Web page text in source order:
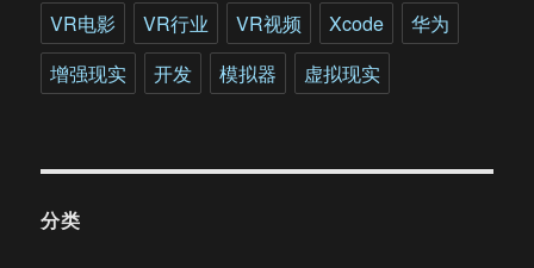
VR电影
VR行业 VR视频 Xcode
华为
增强现实
开发 模拟器 虚拟现实
分类